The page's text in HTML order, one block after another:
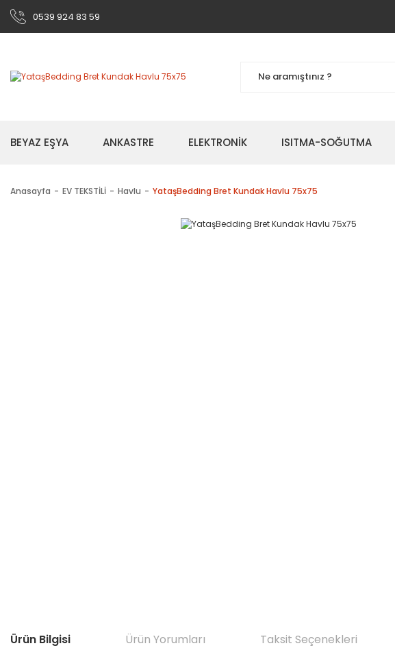
0539 924 83 59
BEYAZ EŞYA ANKASTRE ELEKTRONİK ISITMA-SOĞUTMA
Anasayfa EV TEKSTİLİ Havlu YataşBedding Bret Kundak Havlu 75x75
Ürün Bilgisi Ürün Yorumları Taksit Seçenekleri
Stock
e available